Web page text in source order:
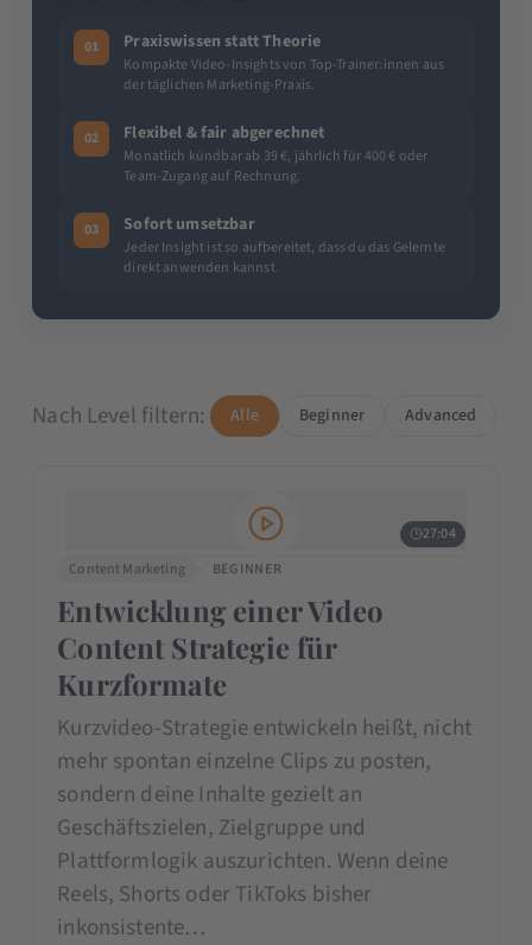
01 Praxiswissen statt Theorie
Kompakte Video-Insights von Top-Trainer:innen aus
der täglichen Marketing-Praxis.
02 Flexibel & fair abgerechnet
Monatlich kündbar ab 39 €, jährlich für 400 € oder
Team-Zugang auf Rechnung.
03 Sofort umsetzbar
Jeder Insight ist so aufbereitet, dass du das Gelernte
direkt anwenden kannst.
Nach Level filtern: Alle Beginner Advanced
27:04
Content Marketing
BEGINNER
Entwicklung einer Video
Content Strategie für
Kurzformate
Kurzvideo-Strategie entwickeln heißt, nicht
mehr spontan einzelne Clips zu posten,
sondern deine Inhalte gezielt an
Geschäftszielen, Zielgruppe und
Plattformlogik auszurichten. Wenn deine
Reels, Shorts oder TikToks bisher
inkonsistente…